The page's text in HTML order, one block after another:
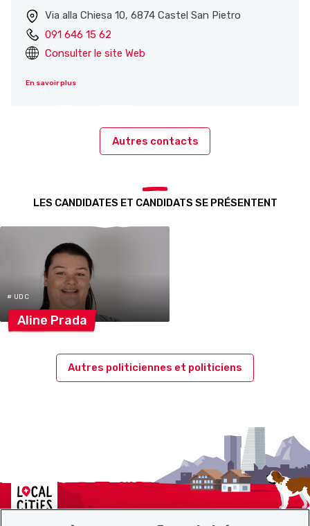
Via alla Chiesa 10, 6874 Castel San Pietro
091 646 15 62
Consulter le site Web
En savoir plus
Autres contacts
LES CANDIDATES ET CANDIDATS SE PRÉSENTENT
# UDC
Aline Prada
Autres politiciennes et politiciens
Localcities